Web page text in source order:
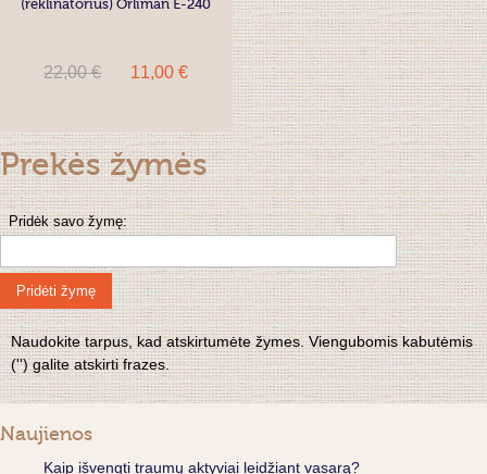
22,00 € 11,00 €
Prekės žymės
Pridėk savo žymę:
Pridėti žymę
Naudokite tarpus, kad atskirtumėte žymes. Viengubomis kabutėmis
('') galite atskirti frazes.
Naujienos
Kaip išvengti traumų aktyviai leidžiant vasarą?